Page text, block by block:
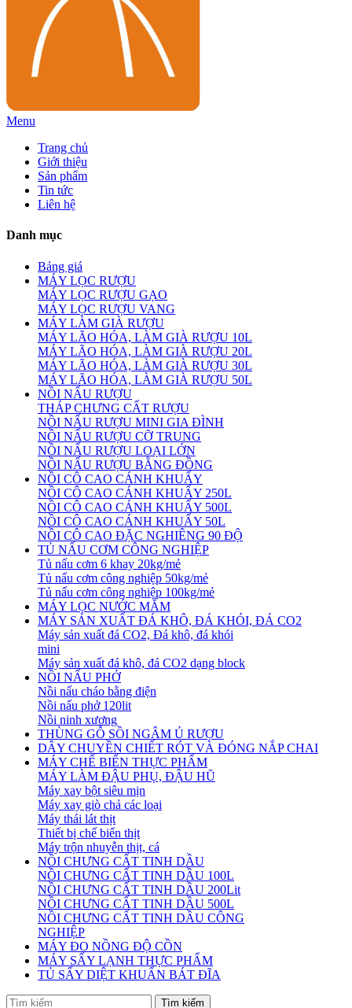
Menu
Trang chủ
Giới thiệu
Sản phẩm
Tin tức
Liên hệ
Danh mục
Bảng giá
MÁY LỌC RƯỢU
MÁY LỌC RƯỢU GẠO
MÁY LỌC RƯỢU VANG
MÁY LÀM GIÀ RƯỢU
MÁY LÃO HÓA, LÀM GIÀ RƯỢU 10L
MÁY LÃO HÓA, LÀM GIÀ RƯỢU 20L
MÁY LÃO HÓA, LÀM GIÀ RƯỢU 30L
MÁY LÃO HÓA, LÀM GIÀ RƯỢU 50L
NỒI NẤU RƯỢU
THÁP CHƯNG CẤT RƯỢU
NỒI NẤU RƯỢU MINI GIA ĐÌNH
NỒI NẤU RƯỢU CỠ TRUNG
NỒI NẤU RƯỢU LOẠI LỚN
NỒI NẤU RƯỢU BẰNG ĐỒNG
NỒI CÔ CAO CÁNH KHUẤY
NỒI CÔ CAO CÁNH KHUẤY 250L
NỒI CÔ CAO CÁNH KHUẤY 500L
NỒI CÔ CAO CÁNH KHUẤY 50L
NỒI CÔ CAO ĐẶC NGHIÊNG 90 ĐỘ
TỦ NẤU CƠM CÔNG NGHIỆP
Tủ nấu cơm 6 khay 20kg/mẻ
Tủ nấu cơm công nghiệp 50kg/mẻ
Tủ nấu cơm công nghiệp 100kg/mẻ
MÁY LỌC NƯỚC MẮM
MÁY SẢN XUẤT ĐÁ KHÔ, ĐÁ KHÓI, ĐÁ CO2
Máy sản xuất đá CO2, Đá khô, đá khói
mini
Máy sản xuất đá khô, đá CO2 dạng block
NỒI NẤU PHỞ
Nồi nấu cháo bằng điện
Nồi nấu phở 120lit
Nồi ninh xương
THÙNG GỖ SỒI NGÂM Ủ RƯỢU
DÂY CHUYỀN CHIẾT RÓT VÀ ĐÓNG NẮP CHAI
MÁY CHẾ BIẾN THỰC PHẨM
MÁY LÀM ĐẬU PHỤ, ĐẬU HŨ
Máy xay bột siêu mịn
Máy xay giò chả các loại
Máy thái lát thịt
Thiết bị chế biến thịt
Máy trộn nhuyễn thịt, cá
NỒI CHƯNG CẤT TINH DẦU
NỒI CHƯNG CẤT TINH DẦU 100L
NỒI CHƯNG CẤT TINH DẦU 200Lit
NỒI CHƯNG CẤT TINH DẦU 500L
NỒI CHƯNG CẤT TINH DẦU CÔNG
NGHIỆP
MÁY ĐO NỒNG ĐỘ CỒN
MÁY SẤY LẠNH THỰC PHẨM
TỦ SẤY DIỆT KHUẨN BÁT ĐĨA
Tìm kiếm